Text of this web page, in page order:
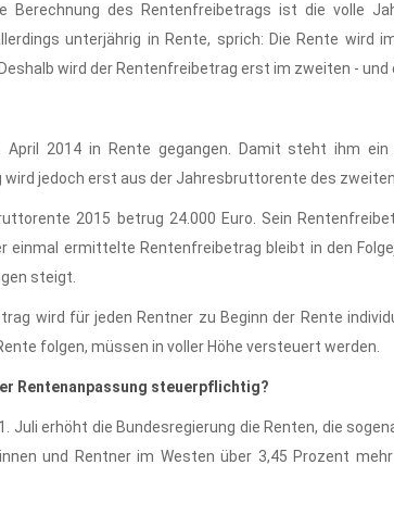
Berechnung des Rentenfreibetrags ist die volle
unterjährig in Rente, sprich: Die Rente
wird der Rentenfreibetrag erst im zweiten -
April 2014 in Rente gegangen. Damit steht ihm
wird jedoch erst aus der Jahresbruttorente des
2015 betrug 24.000 Euro. Sein
einmal ermittelte Rentenfreibetrag bleibt in den
steigt.
wird für jeden Rentner zu Beginn der Rente
folgen, müssen in voller Höhe versteuert werden.
Rentenanpassung steuerpflichtig?
Juli erhöht die Bundesregierung die Renten, die
und Rentner im Westen über 3,45 Prozent